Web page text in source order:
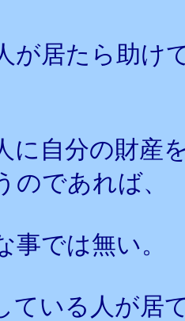
が居たら助け
に自分の財産
のであれば、
事では無い。
ている人が居